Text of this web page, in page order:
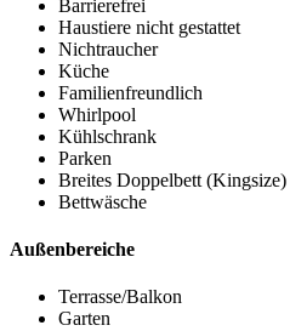
Barrierefrei
Haustiere nicht gestattet
Nichtraucher
Küche
Familienfreundlich
Whirlpool
Kühlschrank
Parken
Breites Doppelbett (Kingsize)
Bettwäsche
Außenbereiche
Terrasse/Balkon
Garten